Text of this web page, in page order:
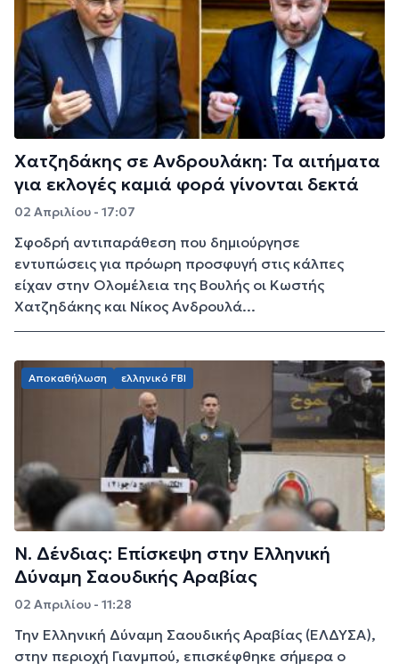
Χατζηδάκης σε Ανδρουλάκη: Τα αιτήματα
για εκλογές καμιά φορά γίνονται δεκτά
02 Απριλίου - 17:07
Σφοδρή αντιπαράθεση που δημιούργησε
εντυπώσεις για πρόωρη προσφυγή στις κάλπες
είχαν στην Ολομέλεια της Βουλής οι Κωστής
Χατζηδάκης και Νίκος Ανδρουλά...
Αποκαθήλωση ελληνικό FBI
Ν. Δένδιας: Επίσκεψη στην Ελληνική
Δύναμη Σαουδικής Αραβίας
02 Απριλίου - 11:28
Την Ελληνική Δύναμη Σαουδικής Αραβίας (ΕΛΔΥΣΑ),
στην περιοχή Γιανμπού, επισκέφθηκε σήμερα ο